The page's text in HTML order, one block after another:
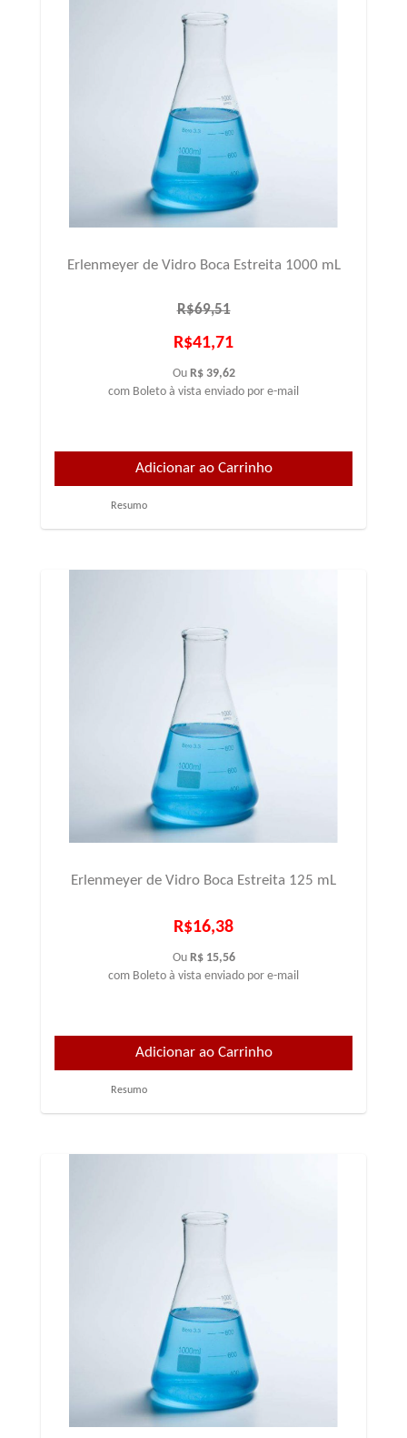
Erlenmeyer de Vidro Boca Estreita 1000 mL
R$69,51
R$41,71
Ou R$ 39,62
com Boleto à vista enviado por e-mail
Resumo
Erlenmeyer de Vidro Boca Estreita 125 mL
R$16,38
Ou R$ 15,56
com Boleto à vista enviado por e-mail
Resumo